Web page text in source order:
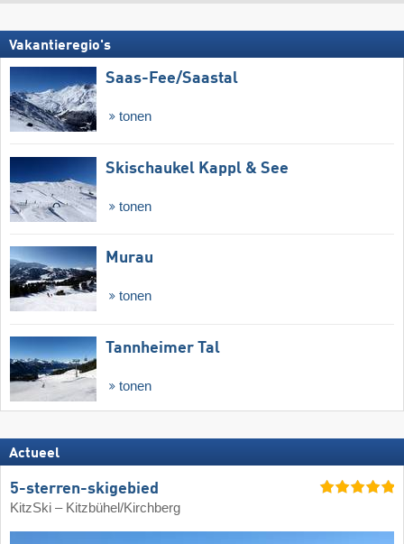
Vakantieregio's
Saas-Fee/​Saastal
tonen
Skischaukel Kappl & See
tonen
Murau
tonen
Tannheimer Tal
tonen
Actueel
5-sterren-skigebied
KitzSki – Kitzbühel/​Kirchberg